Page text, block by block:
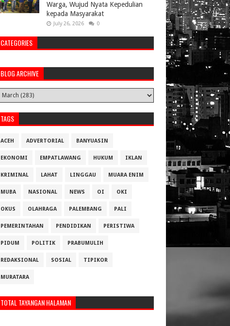
Warga, Wujud Nyata Kepedulian
kepada Masyarakat
July 26, 2026 0
CATEGORIES
BLOG ARCHIVE
TAGS
ACEH ADVERTORIAL BANYUASIN
EKONOMI EMPATLAWANG HUKUM IKLAN
KRIMINAL LAHAT LINGGAU MUARA ENIM
MUBA NASIONAL NEWS OI OKI
OKUS OLAHRAGA PALEMBANG PALI
PEMERINTAHAN PENDIDIKAN PERISTIWA
PIDUM POLITIK PRABUMULIH
REDAKSIONAL SOSIAL TIPIKOR
MURATARA
TOTAL TAYANGAN HALAMAN